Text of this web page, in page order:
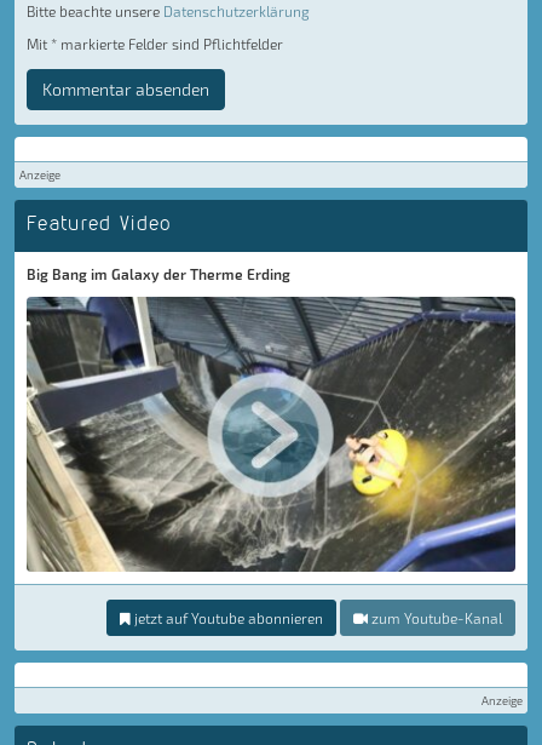
Bitte beachte unsere Datenschutzerklärung
Mit * markierte Felder sind Pflichtfelder
Kommentar absenden
Anzeige
Featured Video
Big Bang im Galaxy der Therme Erding
jetzt auf Youtube abonnieren zum Youtube-Kanal
Anzeige